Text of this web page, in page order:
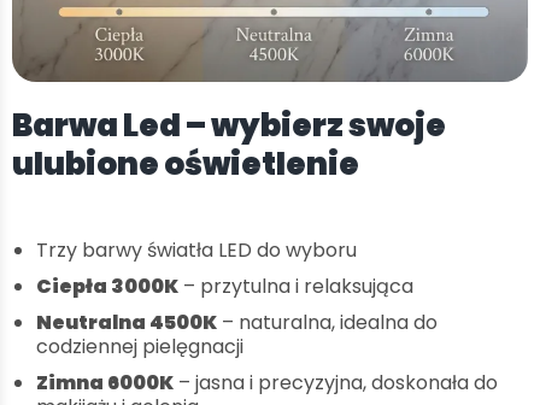
Barwa Led – wybierz swoje
ulubione oświetlenie
Trzy barwy światła LED do wyboru
Ciepła 3000K – przytulna i relaksująca
Neutralna 4500K – naturalna, idealna do
codziennej pielęgnacji
Zimna 6000K – jasna i precyzyjna, doskonała do